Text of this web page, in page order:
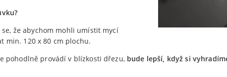
že abychom mohli umístit mycí
min. 120 x 80 cm plochu.
pohodlně provádí v blízkosti dřezu, bude lepší, když si